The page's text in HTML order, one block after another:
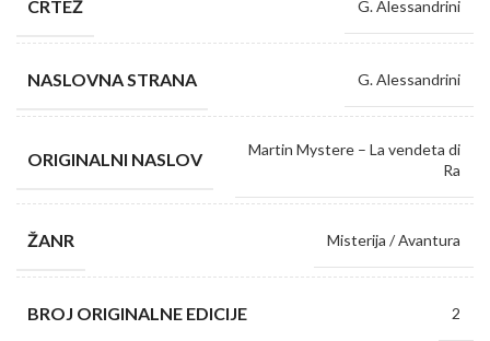
CRTEŽ G. Alessandrini
NASLOVNA STRANA G. Alessandrini
ORIGINALNI NASLOV
Martin Mystere – La vendeta di
Ra
ŽANR Misterija / Avantura
BROJ ORIGINALNE EDICIJE 2